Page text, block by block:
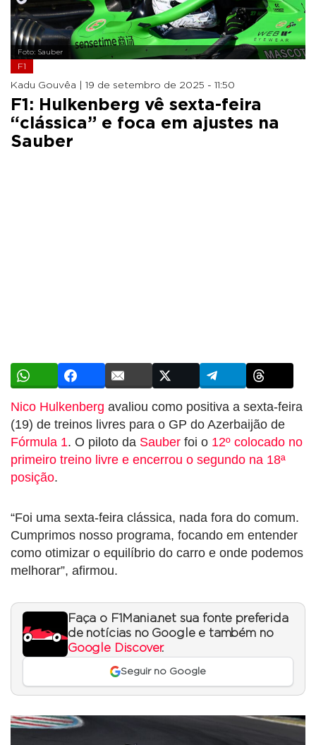
Foto: Sauber
F1
Kadu Gouvêa | 19 de setembro de 2025 - 11:50
F1: Hulkenberg vê sexta-feira
“clássica” e foca em ajustes na
Sauber
Nico Hulkenberg avaliou como positiva a sexta-feira
(19) de treinos livres para o GP do Azerbaijão de
Fórmula 1. O piloto da Sauber foi o 12º colocado no
primeiro treino livre e encerrou o segundo na 18ª
posição.
“Foi uma sexta-feira clássica, nada fora do comum.
Cumprimos nosso programa, focando em entender
como otimizar o equilíbrio do carro e onde podemos
melhorar”, afirmou.
Faça o F1Mania.net sua fonte preferida
de notícias no Google e também no
Google Discover.
Seguir no Google